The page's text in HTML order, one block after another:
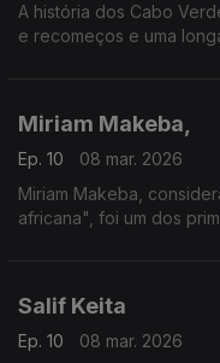
A história dos Cabo
e recomeços e uma
Miriam Makeba,
Ep. 10
08 mar. 2026
Miriam Makeba,
africana", foi um dos
Salif Keita
Ep. 10
08 mar. 2026